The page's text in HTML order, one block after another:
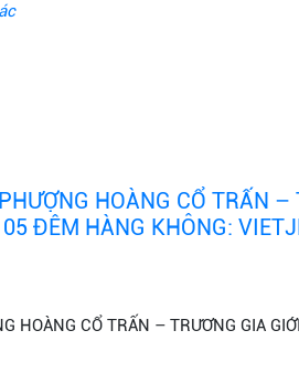
HOÀNG CỔ TRẤN –
ĐÊM HÀNG KHÔNG:
HOÀNG CỔ TRẤN – TRƯƠNG GIA GIỚI